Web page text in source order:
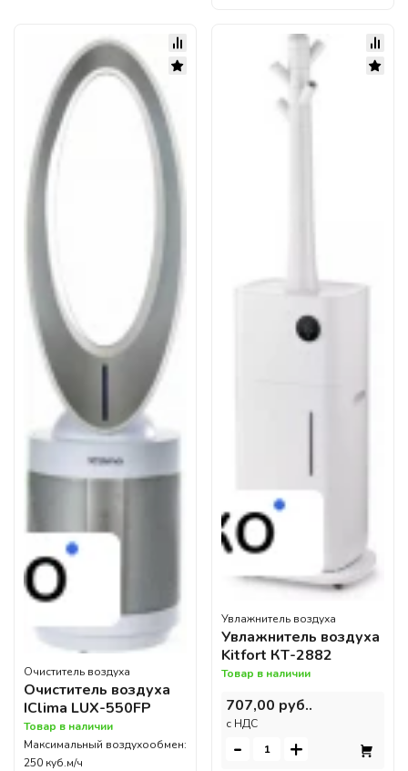
Очиститель воздуха
Очиститель воздуха
IClima LUX-550FP
Товар в наличии
Максимальный воздухообмен:
250 куб.м/ч
Увлажнитель воздуха
Увлажнитель воздуха
Kitfort КТ-2882
Товар в наличии
707,00 руб..
c НДС
- +